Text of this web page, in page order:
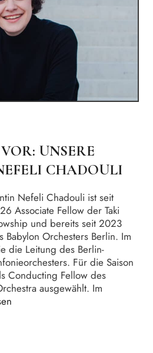
UNSERE
CHADOULI
Nefeli Chadouli ist seit
Associate Fellow der Taki
und bereits seit 2023
Orchesters Berlin. Im
die Leitung des Berlin-
Für die Saison
Conducting Fellow des
ausgewählt. Im